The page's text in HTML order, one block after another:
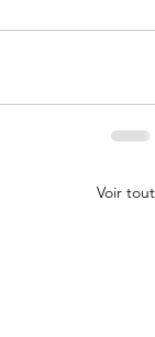
Voir tout